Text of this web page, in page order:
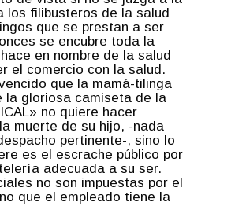
los filibusteros de la salud
que se prestan a ser
se encubre toda la
en nombre de la salud
el comercio con la salud.
que la mamá-tilinga
la gloriosa camiseta de la
no quiere hacer
muerte de su hijo, -nada
pertinente-, sino lo
es el escrache público por
adecuada a su ser.
no son impuestas por el
que el empleado tiene la